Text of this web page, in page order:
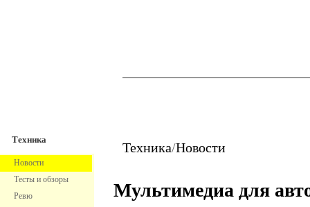
Техника
Новости
Тесты и обзоры
Ревю
Техника/Новости
Мультимедиа для